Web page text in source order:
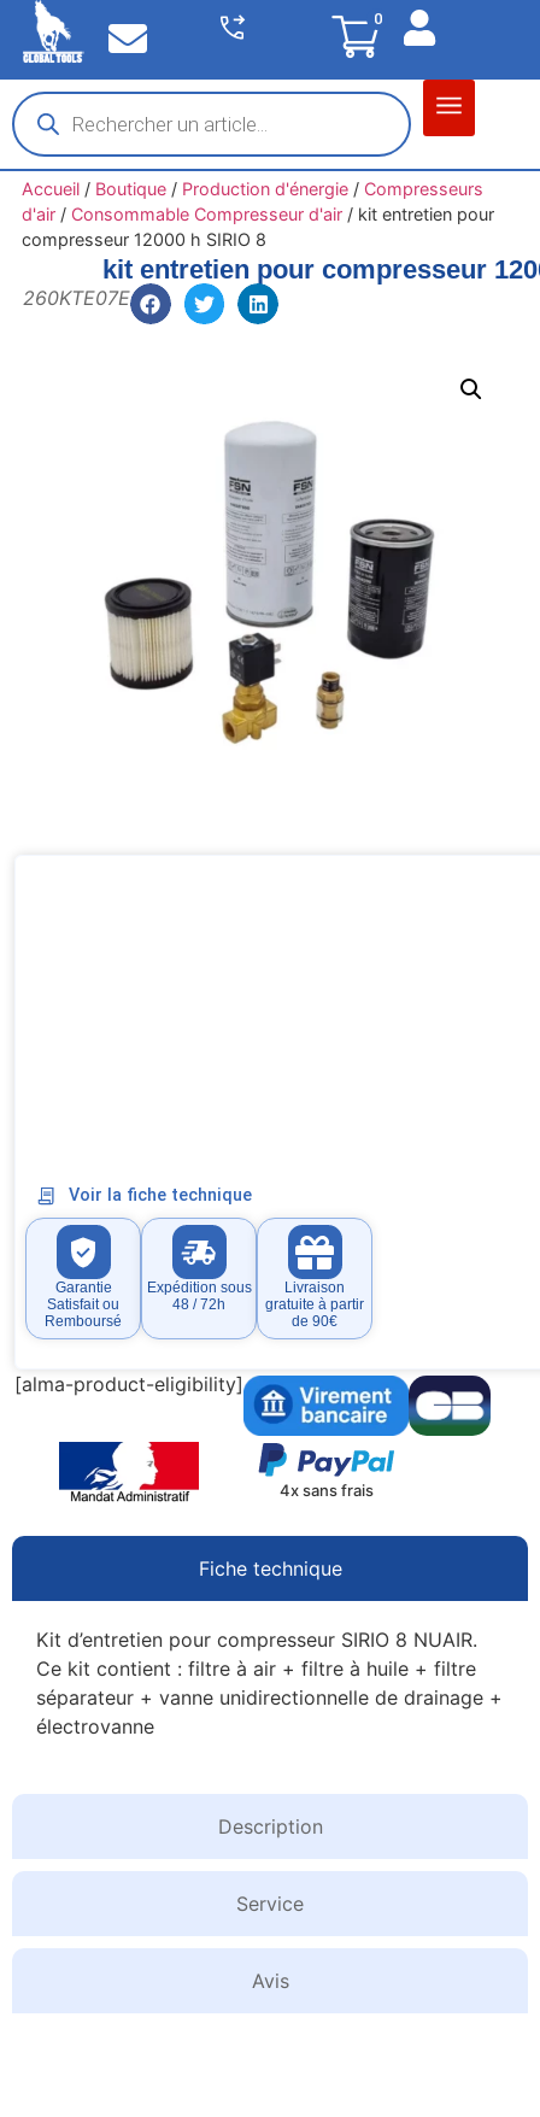
0
Accueil/ Boutique/ Production d'énergie/ Compresseurs
d'air/ Consommable Compresseur d'air/ kit entretien pour
compresseur 12000 h SIRIO 8
kit entretien pour compresseur
260KTE07E
Voir la fiche technique
Garantie
Satisfait ou
Remboursé
Expédition sous
48 / 72h
Livraison
gratuite à partir
de 90€
[alma-product-eligibility]
4x sans frais
Fiche technique
Description
Service
Avis
Kit d’entretien pour compresseur SIRIO 8 NUAIR.
Ce kit contient : filtre à air + filtre à huile + filtre
séparateur + vanne unidirectionnelle de drainage +
électrovanne